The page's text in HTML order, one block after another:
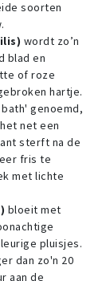
soorten
wordt zo’n
blad en
of roze
hartje.
genoemd,
net een
sterft na de
fris te
met lichte
bloeit met
pluisjes.
dan zo'n 20
aan de